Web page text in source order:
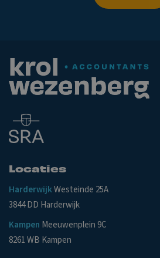
Locaties
HarderwijkWesteinde 25A
3844 DD Harderwijk
Kampen Meeuwenplein 9C
8261 WB Kampen